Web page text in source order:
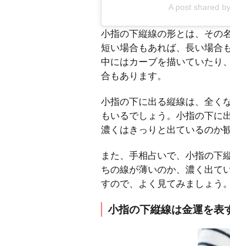
A post shared
小指の下縦線の形とは、その
短い場合もあれば、長い場合
中にはカーブを描いていたり
合もあります。
小指の下に出る縦線は、全く
もいるでしょう。小指の下に
濃くはきっりと出ているのか
また、手相占いで、小指の下
ちの線が薄いのか、濃く出て
すので、よく見てみましょう。
小指の下縦線は金運を表